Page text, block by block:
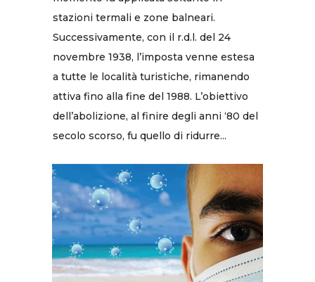
stazioni termali e zone balneari.
Successivamente, con il r.d.l. del 24
novembre 1938, l’imposta venne estesa
a tutte le località turistiche, rimanendo
attiva fino alla fine del 1988. L’obiettivo
dell’abolizione, al finire degli anni ‘80 del
secolo scorso, fu quello di ridurre...